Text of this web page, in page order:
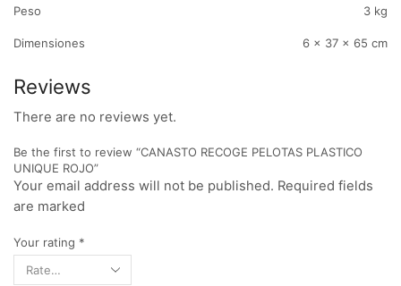
Peso 3 kg
Dimensiones 6 × 37 × 65 cm
Reviews
There are no reviews yet.
Be the first to review “CANASTO RECOGE PELOTAS PLASTICO
UNIQUE ROJO”
Your email address will not be published. Required fields
are marked
Your rating *